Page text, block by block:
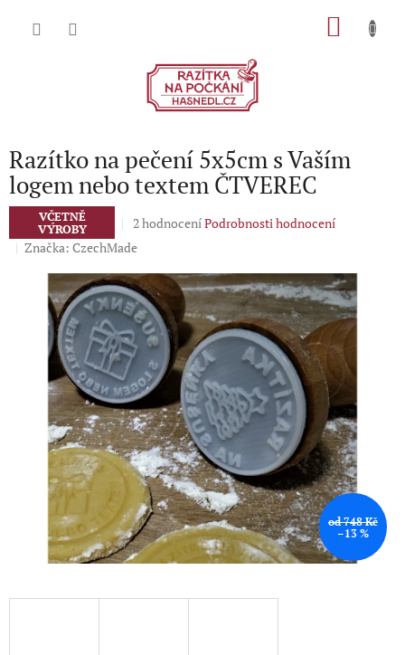
Razítko na pečení 5x5cm s Vaším
logem nebo textem ČTVEREC
VČETNĚ
VÝROBY
Průměrné
produktu
je
5,0
z
5
hvězdiček.
2 hodnoceníPodrobnosti hodnocení
Značka: CzechMade
od 748 Kč
–13 %